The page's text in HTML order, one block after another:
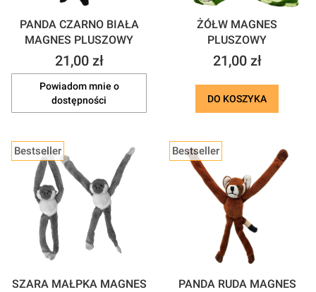
PANDA CZARNO BIAŁA
MAGNES PLUSZOWY
Cena
21,00 zł
Powiadom mnie o
dostępności
ŻÓŁW MAGNES
PLUSZOWY
Cena
21,00 zł
DO KOSZYKA
Bestseller
SZARA MAŁPKA MAGNES
Bestseller
PANDA RUDA MAGNES